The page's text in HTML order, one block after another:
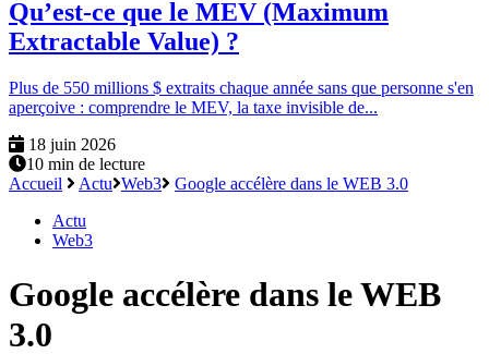
Qu’est-ce que le MEV (Maximum
Extractable Value) ?
Plus de 550 millions $ extraits chaque année sans que personne s'en
aperçoive : comprendre le MEV, la taxe invisible de...
18 juin 2026
10 min de lecture
Accueil
Actu Web3
Google accélère dans le WEB 3.0
Actu
Web3
Google accélère dans le WEB
3.0